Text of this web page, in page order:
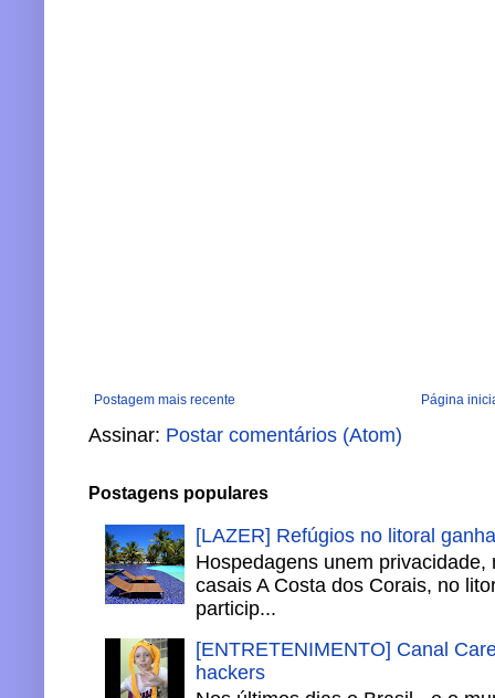
Postagem mais recente Página
Assinar: Postar comentários (Atom)
Postagens populares
[LAZER] Refúgios no litoral
Hospedagens unem
casais A Costa dos Corais, no
particip...
[ENTRETENIMENTO] Canal
hackers